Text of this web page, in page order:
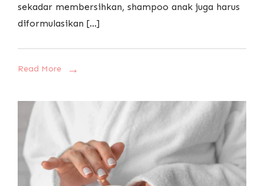
sekadar membersihkan, shampoo anak juga harus
diformulasikan […]
Read More